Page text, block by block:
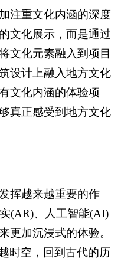
注重文化内涵的深度
文化展示，而是通过
文化元素融入到项目
设计上融入地方文化
文化内涵的体验项
真正感受到地方文化
挥越来越重要的作
(AR)、人工智能(AI)
更加沉浸式的体验。
时空，回到古代的历